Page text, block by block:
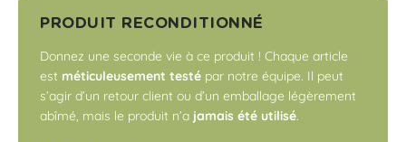
PRODUIT RECONDITIONNÉ
Donnez une seconde vie à ce produit ! Chaque article
est méticuleusement testé par notre équipe. Il peut
s’agir d’un retour client ou d’un emballage légèrement
abîmé, mais le produit n’a jamais été utilisé.